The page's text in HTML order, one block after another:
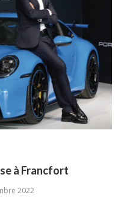
à Francfort
2022